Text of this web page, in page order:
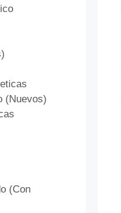
(Nuevos)
(Con